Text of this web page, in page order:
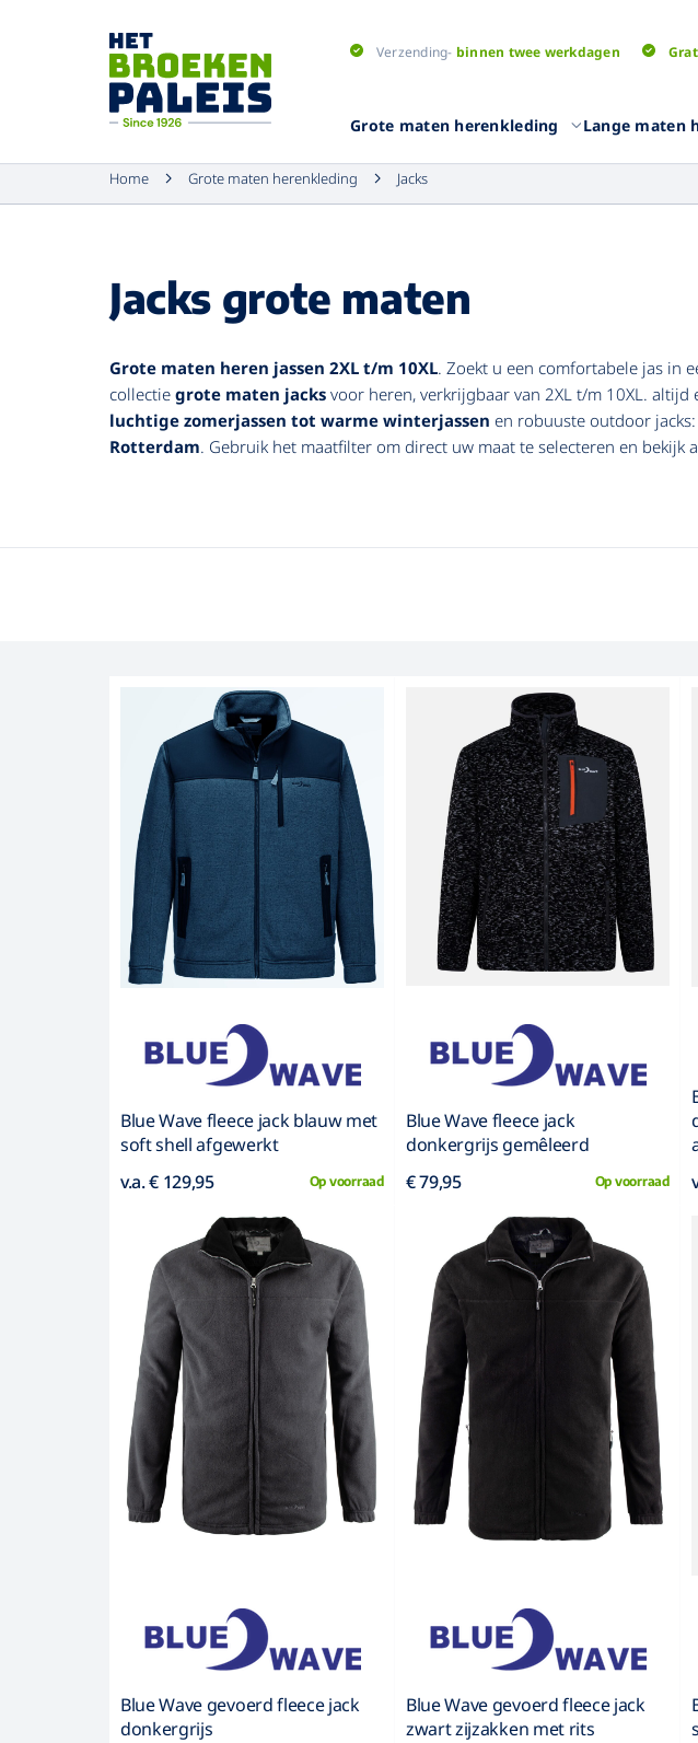
Verzending- binnen twee werkdagen
Grote maten herenkleding
Jacks
Zomer Jacks
Gilets
Vesten
Jeans
Elastische broeken
Corduroy
Joggingbroeken
Korte broeken
Lange maten
Jacks
Pyjama's
T-shirts
Vesten
Truien
Jeans
Pantalons
Bretels
Riemen
Sokken
Vlinderstrik
Mutsen
Home Grote maten herenkleding Jacks
Jacks grote maten
Grote maten heren jassen 2XL t/m 10XL. Zoekt u een comfortabele jas in
collectie grote maten jacks voor heren, verkrijgbaar van 2XL t/m 10XL.
luchtige zomerjassen tot warme winterjassen en robuuste outdoor
Rotterdam. Gebruik het maatfilter om direct uw maat te selecteren en bekijk
Blue Wave fleece jack blauw met
soft shell afgewerkt
v.a. € 129,95
Op voorraad
Blue Wave fleece jack
donkergrijs gemêleerd
€ 79,95
Op voorraad
Blue Wave gevoerd fleece jack
donkergrijs
Blue Wave gevoerd fleece jack
zwart zijzakken met rits